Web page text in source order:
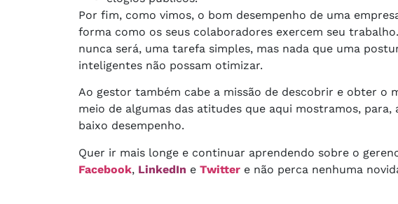
Por fim, como vimos, o bom desempenho de uma
forma como os seus colaboradores exercem seu
nunca será, uma tarefa simples, mas nada que uma
inteligentes não possam otimizar.
Ao gestor também cabe a missão de descobrir e obter o
meio de algumas das atitudes que aqui mostramos,
baixo desempenho.
Quer ir mais longe e continuar aprendendo sobre o
Facebook, LinkedIn e Twitter e não perca nenhuma